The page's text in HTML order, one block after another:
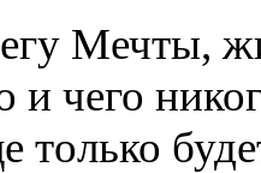
Мечты,
и чего
только